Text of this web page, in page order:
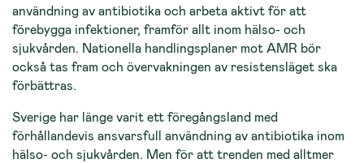
användning av antibiotika och arbeta aktivt för att
förebygga infektioner, framför allt inom hälso- och
sjukvården. Nationella handlingsplaner mot AMR bör
också tas fram och övervakningen av resistensläget ska
förbättras.
Sverige har länge varit ett föregångsland med
förhållandevis ansvarsfull användning av antibiotika inom
hälso- och sjukvården. Men för att trenden med alltmer